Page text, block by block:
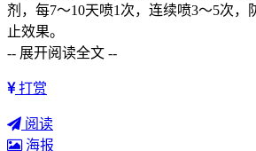
剂，每7～10天喷1次，连续喷3～5次，
止效果。
-- 展开阅读全文 --
打赏
阅读
海报